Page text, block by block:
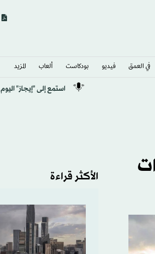
في العمق فيديو بودكاست ألعاب المزيد
استمع إلى "إيجاز" اليوم
الأكثر قراءة